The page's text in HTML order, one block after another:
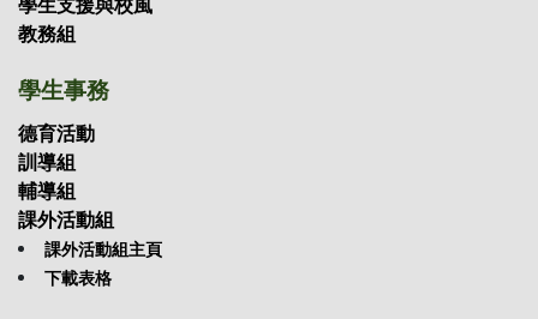
學生支援與校風
教務組
學生事務
德育活動
訓導組
輔導組
課外活動組
課外活動組主頁
下載表格